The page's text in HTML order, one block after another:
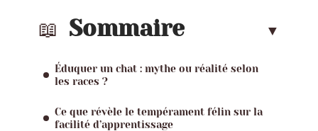
Sommaire
Éduquer un chat : mythe ou réalité selon
les races ?
Ce que révèle le tempérament félin sur la
facilité d’apprentissage